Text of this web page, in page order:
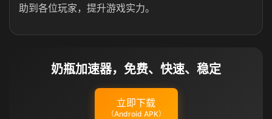
助到各位玩家，提升游戏实力。
奶瓶加速器，免费、快速、稳定
立即下载
（Android APK）